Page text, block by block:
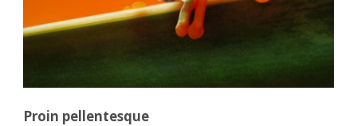
Proin pellentesque